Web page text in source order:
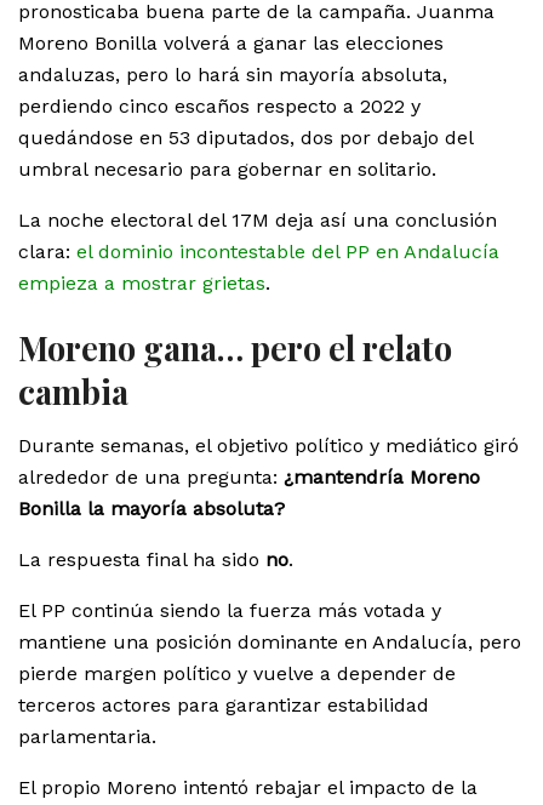
pronosticaba buena parte de la campaña. Juanma
Moreno Bonilla volverá a ganar las elecciones
andaluzas, pero lo hará sin mayoría absoluta,
perdiendo cinco escaños respecto a 2022 y
quedándose en 53 diputados, dos por debajo del
umbral necesario para gobernar en solitario.
La noche electoral del 17M deja así una conclusión
clara: el dominio incontestable del PP en Andalucía
empieza a mostrar grietas.
Moreno gana… pero el relato
cambia
Durante semanas, el objetivo político y mediático giró
alrededor de una pregunta: ¿mantendría Moreno
Bonilla la mayoría absoluta?
La respuesta final ha sido no.
El PP continúa siendo la fuerza más votada y
mantiene una posición dominante en Andalucía, pero
pierde margen político y vuelve a depender de
terceros actores para garantizar estabilidad
parlamentaria.
El propio Moreno intentó rebajar el impacto de la